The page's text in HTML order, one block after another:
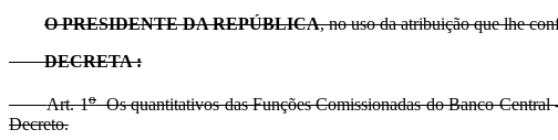
OPRESIDENTE DA REPÚBLICA, no uso da atribuição que lhe
DECRETA :
Art. 1oOs quantitativos das Funções Comissionadas do Banco
Decreto.